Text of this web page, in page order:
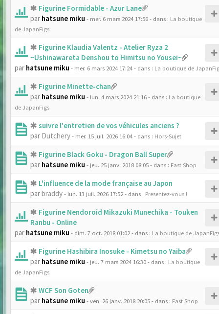
Figurine Formidable - Azur Lane
par hatsune miku - mer. 6 mars 2024 17:56- dans : La boutique
de JapanFigs
Figurine Klaudia Valentz - Atelier Ryza 2
~Ushinawareta Denshou to Himitsu no Yousei~
par hatsune miku - mer. 6 mars 2024 17:24- dans : La boutique de
Figurine Minette-chan
par hatsune miku - lun. 4 mars 2024 21:16- dans : La boutique
de JapanFigs
suivre l'entretien de vos véhicules anciens ?
par Dutchery- mer. 15 juil. 2026 16:04- dans : Hors-Sujet
Figurine Black Goku - Dragon Ball Super
par hatsune miku - jeu. 25 janv. 2018 08:05- dans : Fast Shop
L'influence de la mode française au Japon
parbraddy- lun. 13 juil. 2026 17:52- dans : Presentez-vous !
Figurine Nendoroid Mikazuki Munechika - Touken
Ranbu - Online
par hatsune miku - dim. 7 oct. 2018 01:02- dans : La boutique de
Figurine Hashibira Inosuke - Kimetsu no Yaiba
par hatsune miku - jeu. 7 mars 2024 16:30- dans : La boutique
de JapanFigs
WCF Son Goten
par hatsune miku - ven. 26 janv. 2018 20:05- dans : Fast Shop